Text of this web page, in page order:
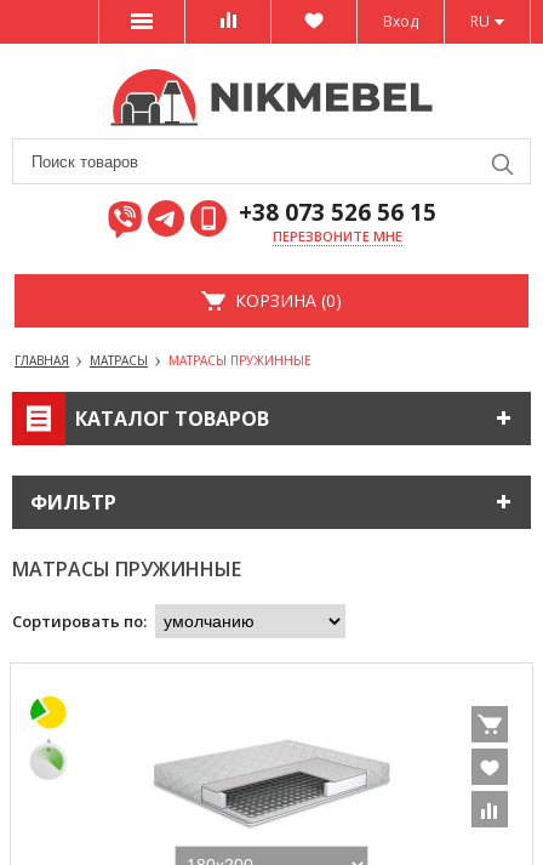
RU
Вход
+38 073 526 56 15
ПЕРЕЗВОНИТЕ МНЕ
КОРЗИНА (0)
ГЛАВНАЯ МАТРАСЫ МАТРАСЫ ПРУЖИННЫЕ
КАТАЛОГ ТОВАРОВ
ФИЛЬТР
МАТРАСЫ ПРУЖИННЫЕ
Сортировать по: